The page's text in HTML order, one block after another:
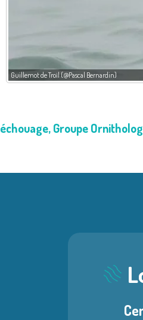
Guillemot de Troïl (@Pascal Bernardin)
échouage,Groupe